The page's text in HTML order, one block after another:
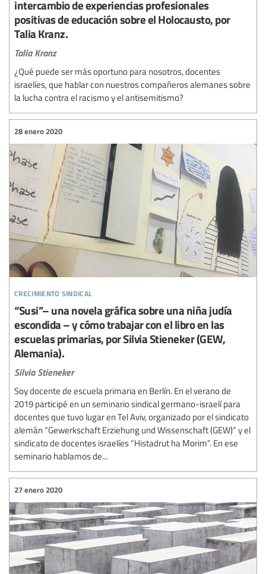
intercambio de experiencias profesionales
positivas de educación sobre el Holocausto, por
Talia Kranz.
Talia Kranz
¿Qué puede ser más oportuno para nosotros, docentes
israelíes, que hablar con nuestros compañeros alemanes sobre
la lucha contra el racismo y el antisemitismo?
crecimiento sindical
28 enero 2020
“Susi”– una novela gráfica sobre una niña judía
escondida – y cómo trabajar con el libro en las
escuelas primarias, por Silvia Stieneker (GEW,
Alemania).
Silvia Stieneker
Soy docente de escuela primaria en Berlín. En el verano de
2019 participé en un seminario sindical germano-israelí para
docentes que tuvo lugar en Tel Aviv, organizado por el sindicato
alemán “Gewerkschaft Erziehung und Wissenschaft (GEW)” y el
sindicato de docentes israelíes “Histadrut ha Morim”. En ese
seminario hablamos de...
27 enero 2020